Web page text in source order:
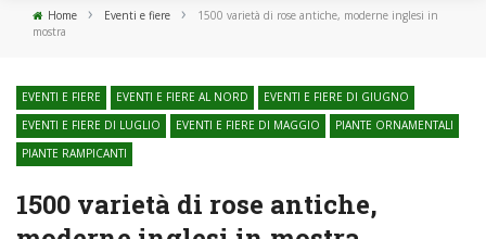
Home › Eventi e fiere ›
1500 varietà di rose antiche, moderne inglesi in
mostra
EVENTI E FIERE EVENTI E FIERE AL NORD
EVENTI E FIERE DI GIUGNO
EVENTI E FIERE DI LUGLIO
EVENTI E FIERE DI MAGGIO
PIANTE ORNAMENTALI
PIANTE RAMPICANTI
1500 varietà di rose antiche,